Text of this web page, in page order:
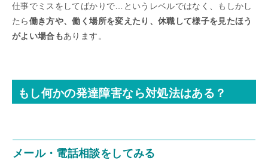
仕事でミスをしてばかりで…というレベルではなく、もしかし
たら働き方や、働く場所を変えたり、休職して様子を見たほう
がよい場合もあります。
もし何かの発達障害なら対処法はある？
メール・電話相談をしてみる